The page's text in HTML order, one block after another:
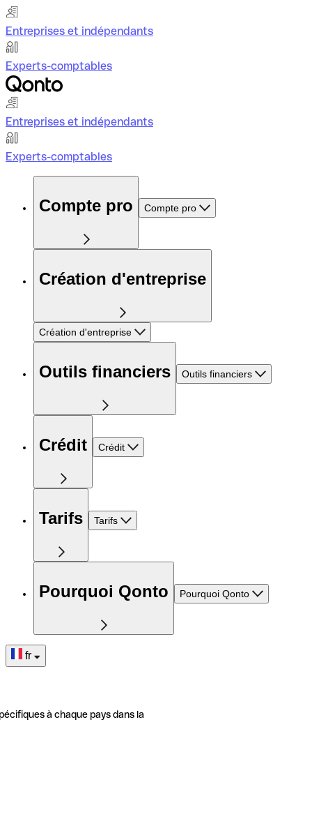
Entreprises et indépendants
Experts-comptables
Entreprises et indépendants
Experts-comptables
Compte pro Compte pro
Création d'entreprise
Création d'entreprise
Outils financiers Outils financiers
Crédit Crédit
Tarifs Tarifs
Pourquoi Qonto Pourquoi Qonto
fr
à chaque pays dans la